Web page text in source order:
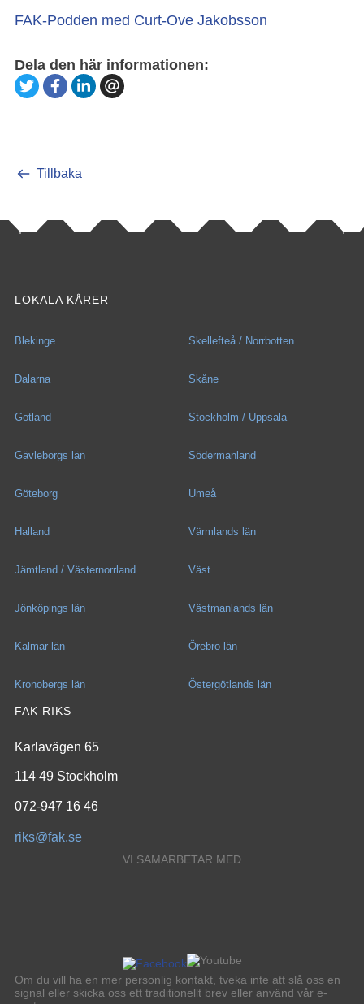
FAK-Podden med Curt-Ove Jakobsson
Dela den här informationen:
Tillbaka
LOKALA KÅRER
Blekinge
Dalarna
Gotland
Gävleborgs län
Göteborg
Halland
Jämtland / Västernorrland
Jönköpings län
Kalmar län
Kronobergs län
Skellefteå / Norrbotten
Skåne
Stockholm / Uppsala
Södermanland
Umeå
Värmlands län
Väst
Västmanlands län
Örebro län
Östergötlands län
FAK RIKS
Karlavägen 65
114 49 Stockholm
072-947 16 46
riks@fak.se
VI SAMARBETAR MED
Om du vill ha en mer personlig kontakt, tveka inte att slå oss en
signal eller skicka oss ett traditionellt brev eller använd vår e-